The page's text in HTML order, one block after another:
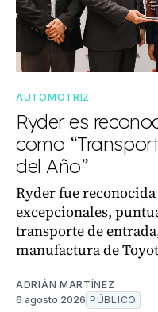
AUTOMOTRIZ
Ryder es
como
del Año”
Ryder fue
excepcionales,
transporte de
manufactura de
ADRIÁN MARTÍNEZ
6 agosto 2026 PÚBLICO